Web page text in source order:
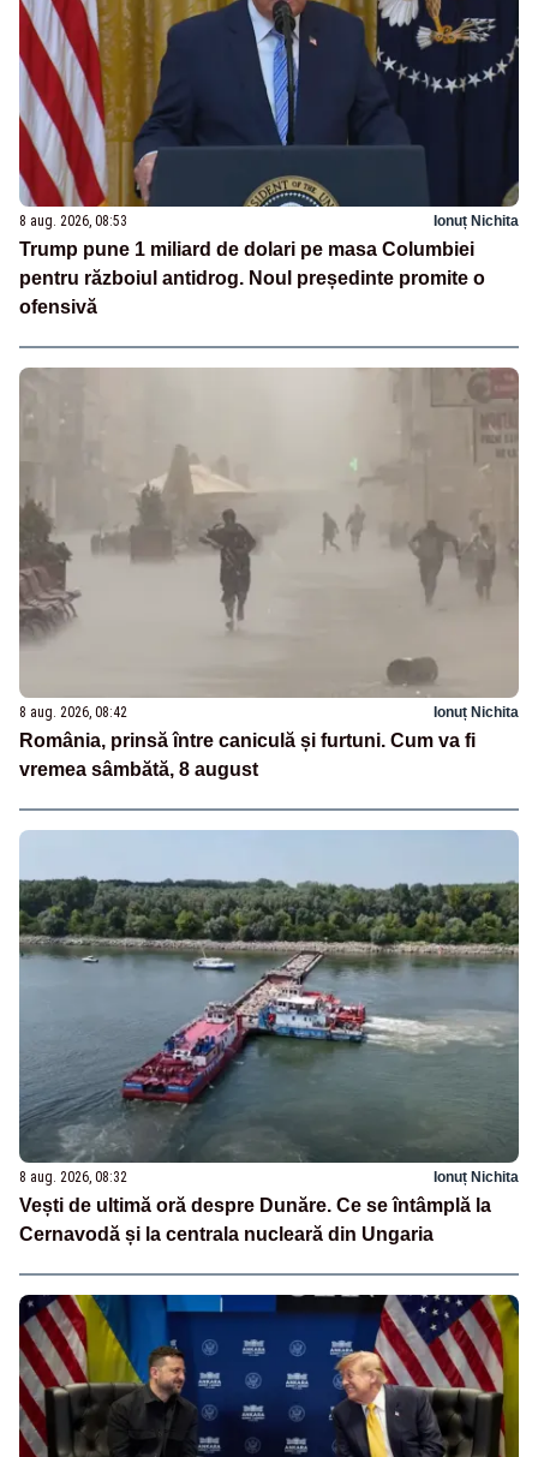
8 aug. 2026, 08:53 Ionuț Nichita
Trump pune 1 miliard de dolari pe masa Columbiei
pentru războiul antidrog. Noul președinte promite o
ofensivă
8 aug. 2026, 08:42 Ionuț Nichita
România, prinsă între caniculă și furtuni. Cum va fi
vremea sâmbătă, 8 august
8 aug. 2026, 08:32 Ionuț Nichita
Vești de ultimă oră despre Dunăre. Ce se întâmplă la
Cernavodă și la centrala nucleară din Ungaria